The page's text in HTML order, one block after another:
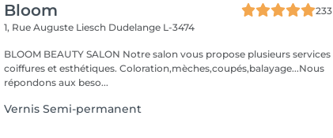
Bloom
233
1, Rue Auguste Liesch Dudelange L-3474
BLOOM BEAUTY SALON Notre salon vous propose plusieurs services
coiffures et esthétiques. Coloration,mèches,coupés,balayage...Nous
répondons aux beso...
Vernis Semi-permanent